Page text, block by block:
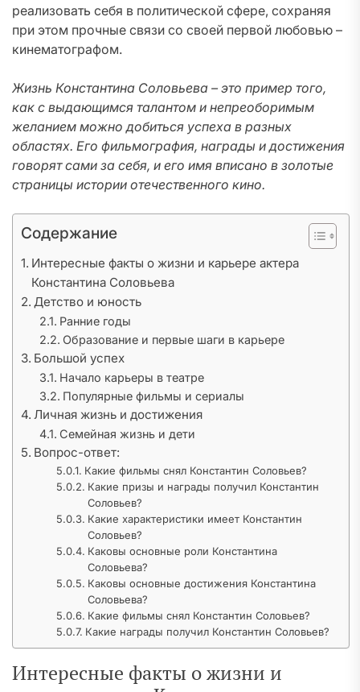
реализовать себя в политической сфере, сохраняя
при этом прочные связи со своей первой любовью –
кинематографом.
Жизнь Константина Соловьева – это пример того,
как с выдающимся талантом и непреоборимым
желанием можно добиться успеха в разных
областях. Его фильмография, награды и достижения
говорят сами за себя, и его имя вписано в золотые
страницы истории отечественного кино.
Содержание
Интересные факты о жизни и карьере актера
Константина Соловьева
Детство и юность
Ранние годы
Образование и первые шаги в карьере
Большой успех
Начало карьеры в театре
Популярные фильмы и сериалы
Личная жизнь и достижения
Семейная жизнь и дети
Вопрос-ответ:
Какие фильмы снял Константин Соловьев?
Какие призы и награды получил Константин
Соловьев?
Какие характеристики имеет Константин
Соловьев?
Каковы основные роли Константина
Соловьева?
Каковы основные достижения Константина
Соловьева?
Какие фильмы снял Константин Соловьев?
Какие награды получил Константин Соловьев?
Интересные факты о жизни и